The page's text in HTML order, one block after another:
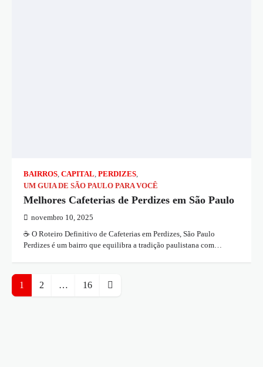
BAIRROS, CAPITAL, PERDIZES,
UM GUIA DE SÃO PAULO PARA VOCÊ
Melhores Cafeterias de Perdizes em São Paulo
novembro 10, 2025
☕ O Roteiro Definitivo de Cafeterias em Perdizes, São Paulo
Perdizes é um bairro que equilibra a tradição paulistana com…
Navegação
por
1 2 … 16